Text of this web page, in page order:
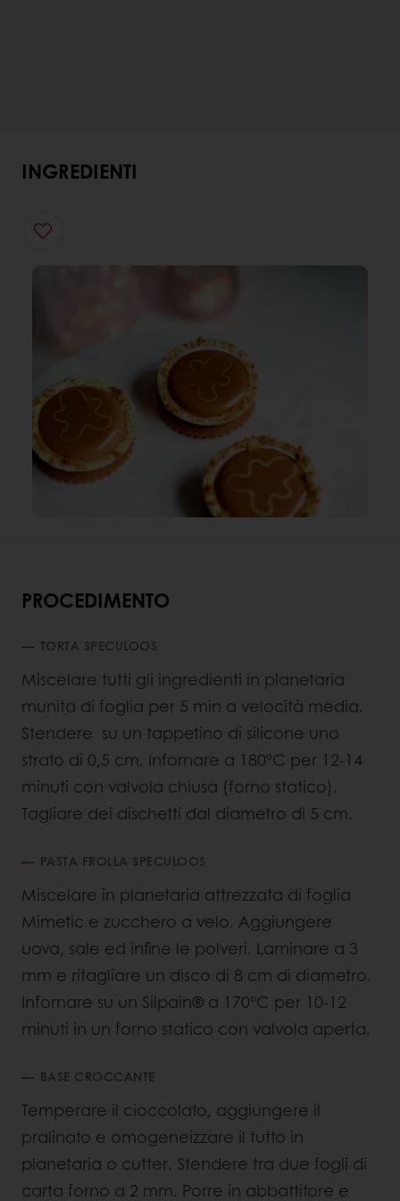
INGREDIENTI
PROCEDIMENTO
TORTA SPECULOOS
Miscelare tutti gli ingredienti in planetaria
munita di foglia per 5 min a velocità media.
Stendere su un tappetino di silicone uno
strato di 0,5 cm. Infornare a 180°C per 12-14
minuti con valvola chiusa (forno statico).
Tagliare dei dischetti dal diametro di 5 cm.
PASTA FROLLA SPECULOOS
Miscelare in planetaria attrezzata di foglia
Mimetic e zucchero a velo. Aggiungere
uova, sale ed infine le polveri. Laminare a 3
mm e ritagliare un disco di 8 cm di diametro.
Infornare su un Silpain® a 170°C per 10-12
minuti in un forno statico con valvola aperta.
BASE CROCCANTE
Temperare il cioccolato, aggiungere il
pralinato e omogeneizzare il tutto in
planetaria o cutter. Stendere tra due fogli di
carta forno a 2 mm. Porre in abbattitore e